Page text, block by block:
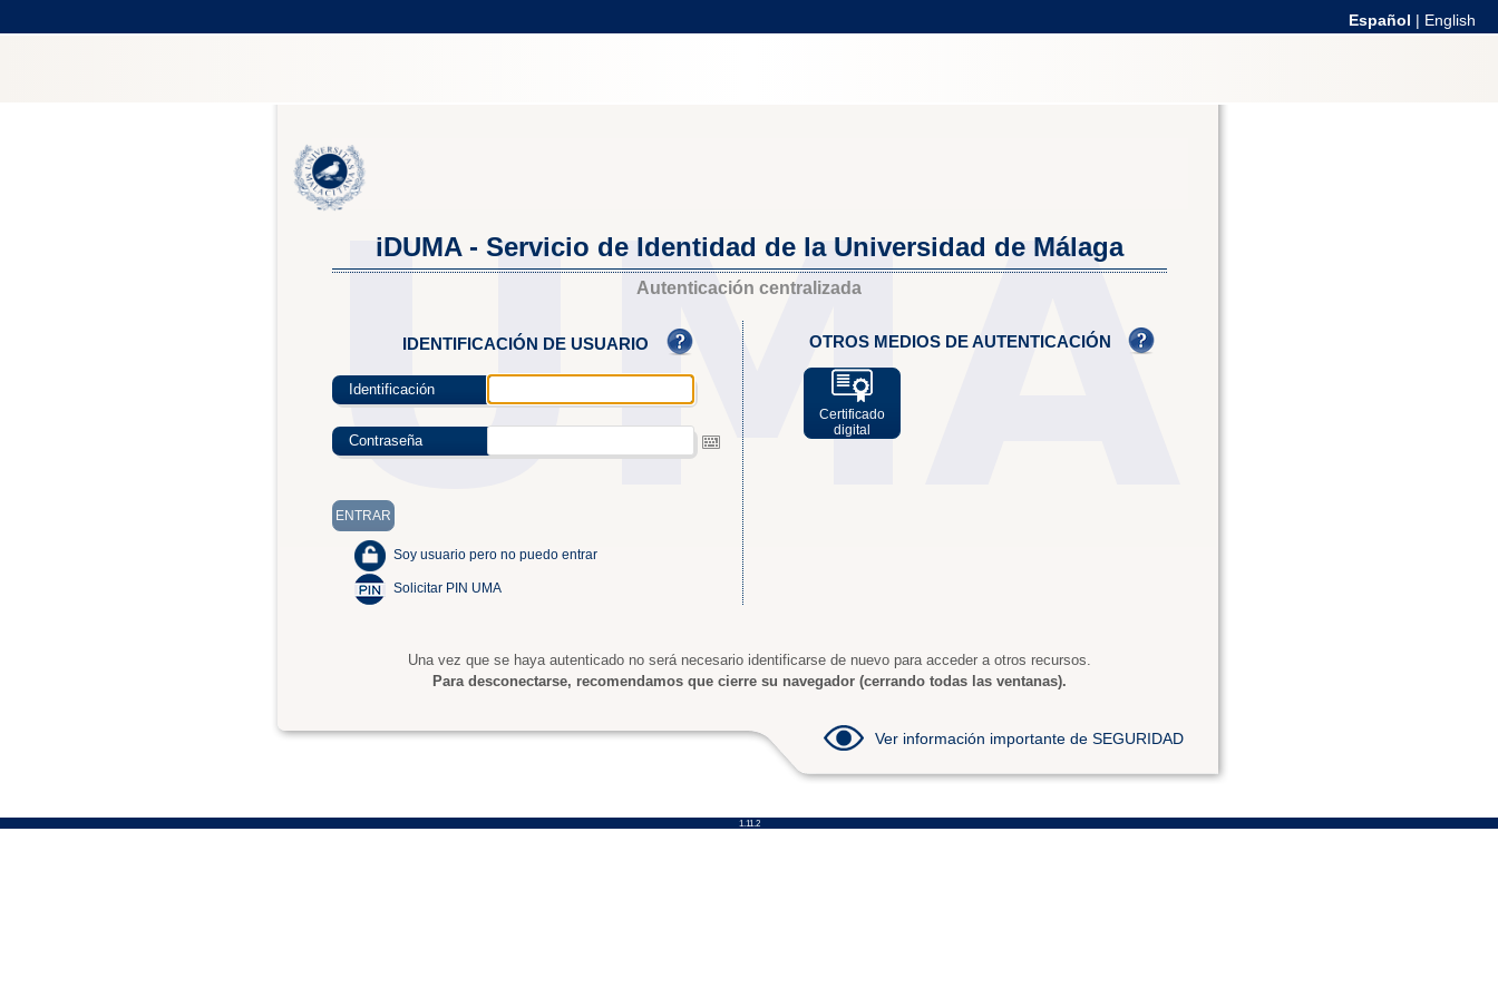
Español | English
iDUMA - Servicio de Identidad de la Universidad de Málaga
Autenticación centralizada
IDENTIFICACIÓN DE USUARIO
Identificación
Contraseña
Soy usuario pero no puedo entrar
Solicitar PIN UMA
OTROS MEDIOS DE AUTENTICACIÓN
Certificado
digital
Una vez que se haya autenticado no será necesario identificarse de nuevo para acceder a otros recursos.
Para desconectarse, recomendamos que cierre su navegador (cerrando todas las ventanas).
Ver información importante de SEGURIDAD
1.11.2